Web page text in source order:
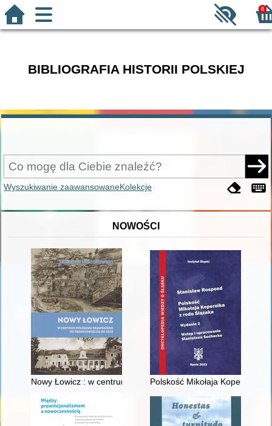
0
BIBLIOGRAFIA HISTORII POLSKIEJ
Wyszukiwanie zaawansowaneKolekcje
NOWOŚCI
Nowy Łowicz : w centrum poligonu drawskiego od
Polskość Mikołaja Kopernika z